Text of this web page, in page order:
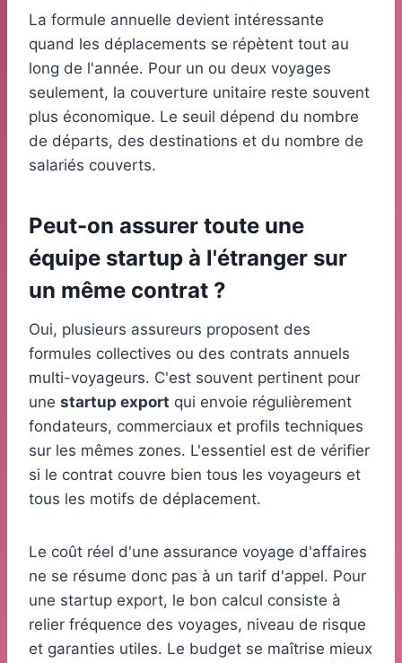
La formule annuelle devient intéressante
quand les déplacements se répètent tout au
long de l'année. Pour un ou deux voyages
seulement, la couverture unitaire reste souvent
plus économique. Le seuil dépend du nombre
de départs, des destinations et du nombre de
salariés couverts.
Peut-on assurer toute une
équipe startup à l'étranger sur
un même contrat ?
Oui, plusieurs assureurs proposent des
formules collectives ou des contrats annuels
multi-voyageurs. C'est souvent pertinent pour
une startup export qui envoie régulièrement
fondateurs, commerciaux et profils techniques
sur les mêmes zones. L'essentiel est de vérifier
si le contrat couvre bien tous les voyageurs et
tous les motifs de déplacement.
Le coût réel d'une assurance voyage d'affaires
ne se résume donc pas à un tarif d'appel. Pour
une startup export, le bon calcul consiste à
relier fréquence des voyages, niveau de risque
et garanties utiles. Le budget se maîtrise mieux